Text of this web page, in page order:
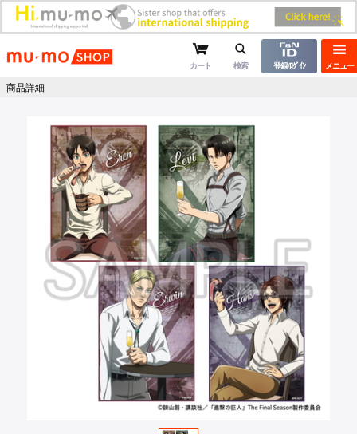
mu-moショップ メニュー
カート 検索 登録/ﾛｸﾞｲﾝ
商品詳細